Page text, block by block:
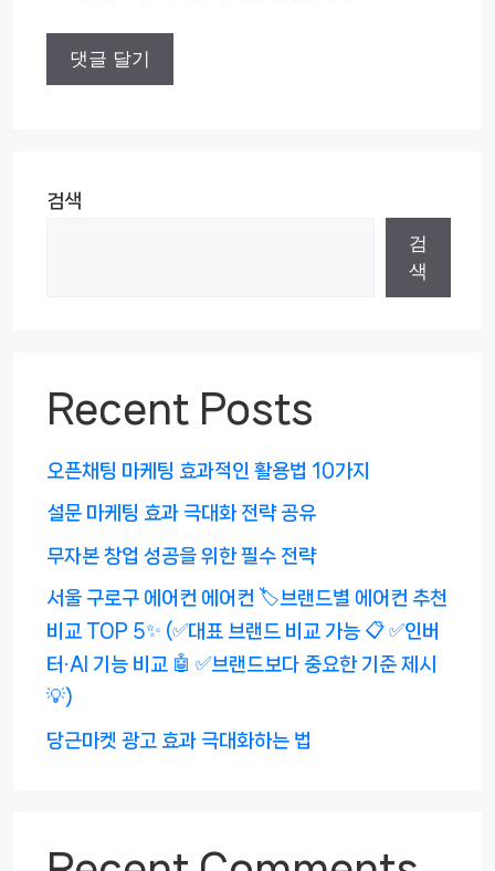
검색
검
색
Recent Posts
오픈채팅 마케팅 효과적인 활용법 10가지
설문 마케팅 효과 극대화 전략 공유
무자본 창업 성공을 위한 필수 전략
서울 구로구 에어컨 에어컨 🏷️브랜드별 에어컨 추천
비교 TOP 5✨ (✅대표 브랜드 비교 가능 📋 ✅인버
터·AI 기능 비교 🤖 ✅브랜드보다 중요한 기준 제시
💡)
당근마켓 광고 효과 극대화하는 법